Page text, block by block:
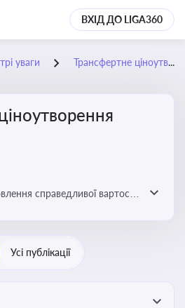
ВХІД ДО LIGA360
уваги Трансфертне ціноутворення
справедливої вартості
Усі публікації